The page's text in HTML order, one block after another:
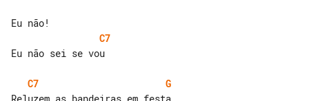
C7
Eu não sei se vou
C7
G